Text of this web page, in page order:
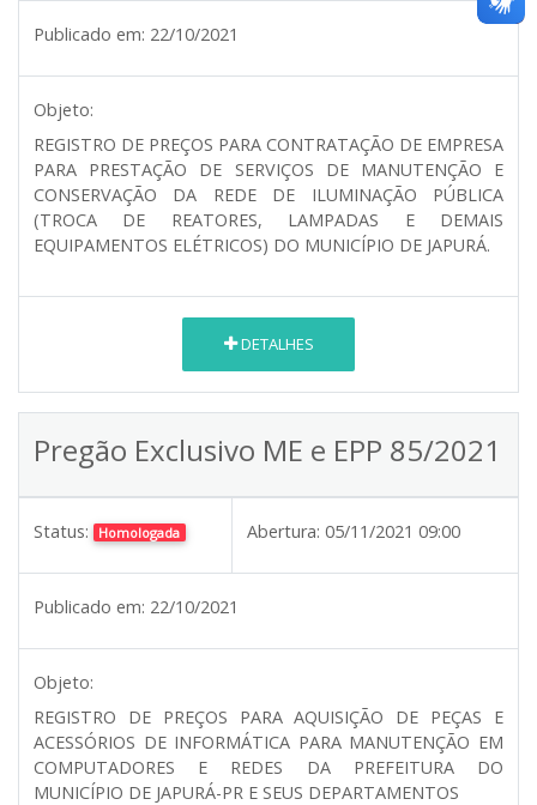
Publicado em: 22/10/2021
Objeto:
REGISTRO DE PREÇOS PARA CONTRATAÇÃO DE EMPRESA
PARA PRESTAÇÃO DE SERVIÇOS DE MANUTENÇÃO E
CONSERVAÇÃO DA REDE DE ILUMINAÇÃO PÚBLICA
(TROCA DE REATORES, LAMPADAS E DEMAIS
EQUIPAMENTOS ELÉTRICOS) DO MUNICÍPIO DE JAPURÁ.
DETALHES
Pregão Exclusivo ME e EPP 85/2021
Status: Homologada Abertura: 05/11/2021 09:00
Publicado em: 22/10/2021
Objeto:
REGISTRO DE PREÇOS PARA AQUISIÇÃO DE PEÇAS E
ACESSÓRIOS DE INFORMÁTICA PARA MANUTENÇÃO EM
COMPUTADORES E REDES DA PREFEITURA DO
MUNICÍPIO DE JAPURÁ-PR E SEUS DEPARTAMENTOS